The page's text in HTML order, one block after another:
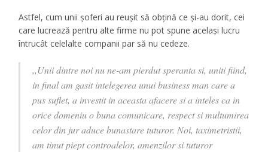
Astfel, cum unii șoferi au reușit să obțină ce și-au dorit, cei
care lucrează pentru alte firme nu pot spune același lucru
întrucât celelalte companii par să nu cedeze.
,,Unii dintre noi nu ne-am pierdut speranta si, uniti fiind,
in final am gasit intelegerea unui business man care a
pus suflet, a investit in aceasta afacere si a inteles ca in
orice domeniu o buna comunicare, respect si multumirea
celor din jur aduce bunastare tuturor. Noi, taximetristii,
am tinut piept controalelor, amenzilor si tuturor